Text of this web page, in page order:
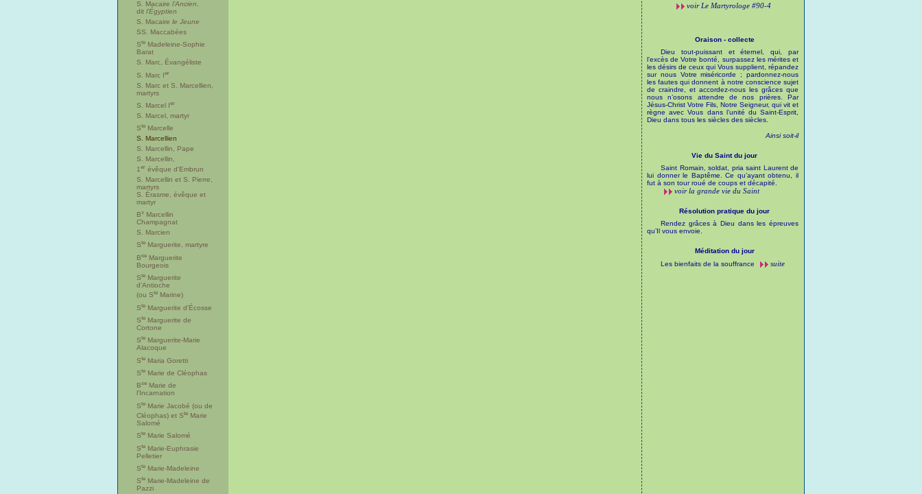
S. Macaire l’Ancien
dit l’Égyptien
S. Macaire le Jeune
SS. Maccabées
Ste Madeleine-Sophie
Barat
S. Marc, Évangéliste
S. Marc Ier
S. Marc et S. Marcellien,
martyrs
S. Marcel Ier
S. Marcel, martyr
Ste Marcelle
S. Marcellien
S. Marcellin, Pape
S. Marcellin,
1 er évêque d’Embrun
S. Marcellin et S. Pierre,
martyrs
S. Érasme, évêque et
martyr
Bx Marcellin
Champagnat
S. Marcien
Ste Marguerite, martyre
Bse Marguerite
Bourgeois
Ste Marguerite
d’Antioche
(ou Ste Marine)
Ste Marguerite d’Écosse
Ste Marguerite de
Cortone
Ste Marguerite-Marie
Alacoque
Ste Maria Goretti
Ste Marie de Cléophas
Bse Marie de
l’Incarnation
Ste Marie Jacobé (ou de
Cléophas) et Ste Marie
Salomé
Ste Marie Salomé
Ste Marie-Euphrasie
Pelletier
Ste Marie-Madeleine
Ste Marie-Madeleine de
Pazzi
voir Le Martyrologe#90-4
Oraison - collecte
Dieu tout-puissant et éternel, qui, par
l’excès de Votre bonté, surpassez les mérites et
les désirs de ceux qui Vous supplient, répandez
sur nous Votre miséricorde ; pardonnez-nous
les fautes qui donnent à notre conscience sujet
de craindre, et accordez-nous les grâces que
nous n’osons attendre de nos prières. Par
Jésus-Christ Votre Fils, Notre Seigneur, qui vit et
règne avec Vous dans l’unité du Saint-Esprit,
Dieu dans tous les siècles des siècles.
Ainsi soit-il
Vie du Saint du jour
Saint Romain, soldat, pria saint Laurent de
lui donner le Baptême. Ce qu’ayant obtenu, il
fut à son tour roué de coups et décapité.
voir la grande vie du Saint
Résolution pratique du jour
Rendez grâces à Dieu dans les épreuves
qu’Il vous envoie.
Méditation du jour
Les bienfaits de la souffrance
suite